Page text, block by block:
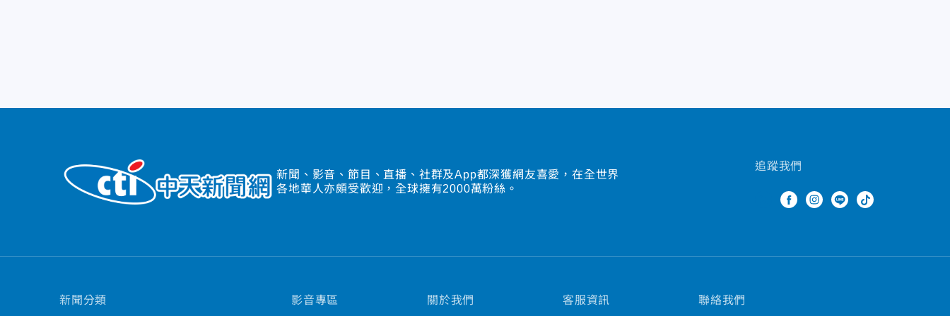
新聞、影音、節目、直播、社群及App都深獲網友喜愛，在全世界
各地華人亦頗受歡迎，全球擁有2000萬粉絲。
追蹤我們
新聞分類 影音專區 關於我們 客服資訊 聯絡我們